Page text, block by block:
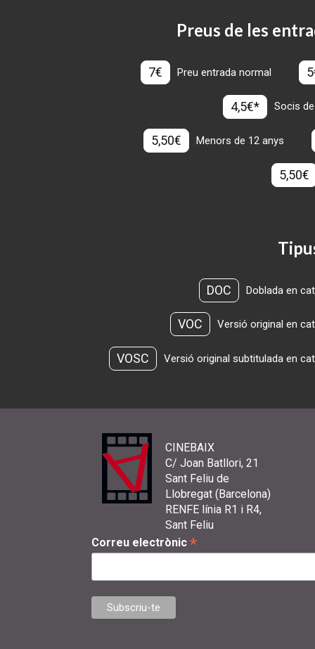
Preus de les
7€ Preu entrada normal
4,5€* Socis
5,50€ Menors de 12 anys
5,50€
DOC Doblada en
VOC Versió original en
VOSC Versió original subtitulada en
CINEBAIX
C/ Joan Batllori, 21
Sant Feliu de
Llobregat (Barcelona)
RENFE línia R1 i R4,
Sant Feliu
Correu electrònic *